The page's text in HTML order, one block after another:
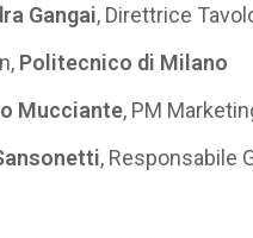
Gangai, Direttrice
Politecnico di Milano
Mucciante, PM
, Responsabile